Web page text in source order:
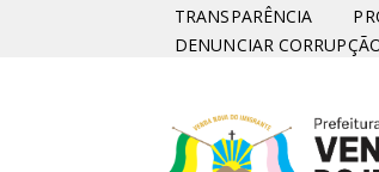
TRANSPARÊNCIA
DENUNCIAR